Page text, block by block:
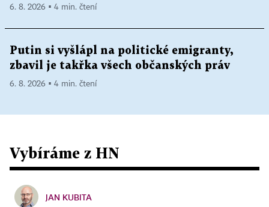
6. 8. 2026 ▪ 4 min. čtení
Putin si vyšlápl na politické emigranty,
zbavil je takřka všech občanských práv
6. 8. 2026 ▪ 4 min. čtení
Vybíráme z HN
JAN KUBITA